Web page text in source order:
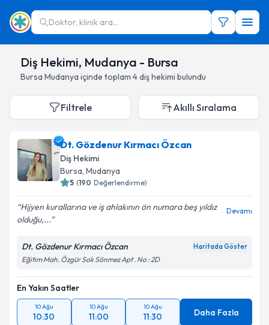
Doktor, klinik ara...
Diş Hekimi, Mudanya - Bursa
Bursa Mudanya içinde toplam 4diş hekimi bulundu
Filtrele Akıllı Sıralama
Dt. Gözdenur Kırmacı Özcan
Diş Hekimi
Bursa, Mudanya
5 (190 Değerlendirme)
Hijyen kurallarına ve iş ahlakının ön numara beş yıldız
olduğu,...
Devamı
Dt. Gözdenur Kırmacı Özcan Haritada Göster
Eğitim Mah. Özgür Sok Sönmez Apt . No : 2D
En Yakın Saatler
10 Ağu
10:30
10 Ağu
11:00
10 Ağu
11:30 Daha Fazla